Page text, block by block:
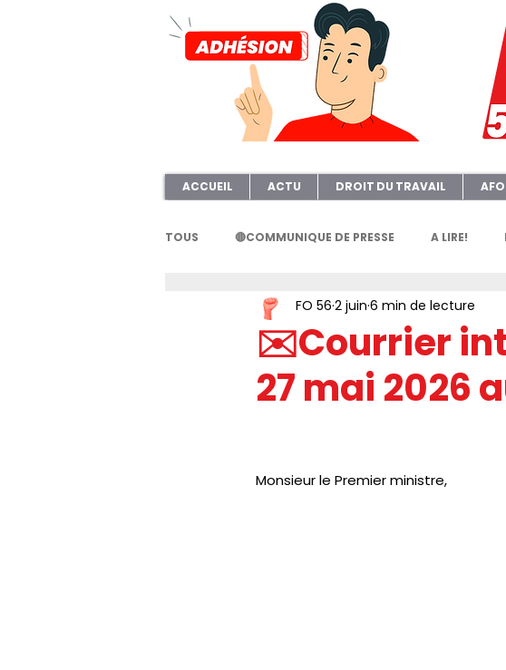
ACCUEIL ACTU DROIT DU TRAVAIL
TOUS 🔴COMMUNIQUE DE PRESSE A LIRE!
FORMATION AFOC56 AGENDA
ELECTION TPE Questionnaire AFOC
✉️Courrier
27 mai 2026
FO 56 2 juin 6 min de lecture
Monsieur le Premier ministre,